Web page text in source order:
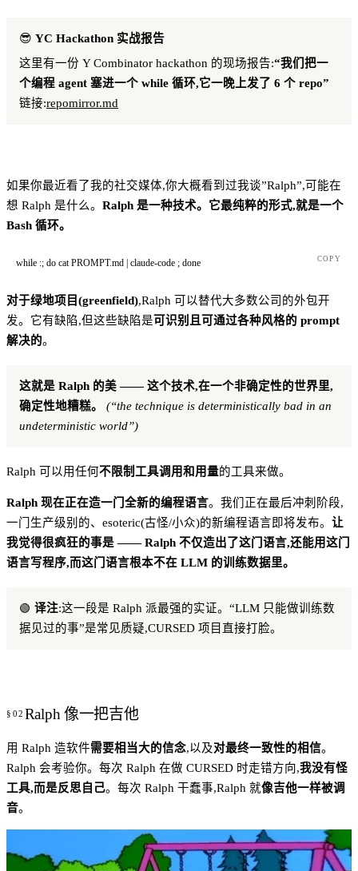
😎 YC Hackathon 实战报告
这里有一份 Y Combinator hackathon 的现场报告:“我们把一
个编程 agent 塞进一个 while 循环,它一晚上发了 6 个 repo”
链接:repomirror.md
如果你最近看了我的社交媒体,你大概看到过我谈”Ralph”,可能在
想 Ralph 是什么。 Ralph 是一种技术。它最纯粹的形式,就是一个
Bash 循环。
while :; do cat PROMPT.md claude-code ; done COPY
对于绿地项目(greenfield),Ralph 可以替代大多数公司的外包开
发。它有缺陷,但这些缺陷是可识别且可通过各种风格的 prompt
解决的。
这就是 Ralph 的美 —— 这个技术,在一个非确定性的世界里,
确定性地糟糕。
(“the technique is deterministically bad in an
undeterministic world”)
Ralph 可以用任何不限制工具调用和用量的工具来做。
Ralph 现在正在造一门全新的编程语言。我们正在最后冲刺阶段,
一门生产级别的、esoteric(古怪/小众)的新编程语言即将发布。 让
我觉得很疯狂的事是 —— Ralph 不仅造出了这门语言,还能用这门
语言写程序,而这门语言根本不在 LLM 的训练数据里。
🟢 译注:这一段是 Ralph 派最强的实证。“LLM 只能做训练数
据见过的事”是常见质疑,CURSED 项目直接打脸。
Ralph 像一把吉他
用 Ralph 造软件需要相当大的信念,以及对最终一致性的相信。
Ralph 会考验你。每次 Ralph 在做 CURSED 时走错方向,我没有怪
工具,而是反思自己。每次 Ralph 干蠢事,Ralph 就像吉他一样被调
音。